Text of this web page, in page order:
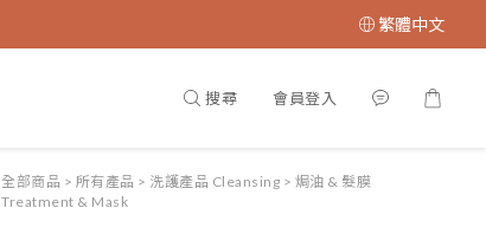
繁體中文
搜尋 會員登入
全部商品 > 所有產品 > 洗護產品 Cleansing > 焗油 & 髮膜
Treatment & Mask